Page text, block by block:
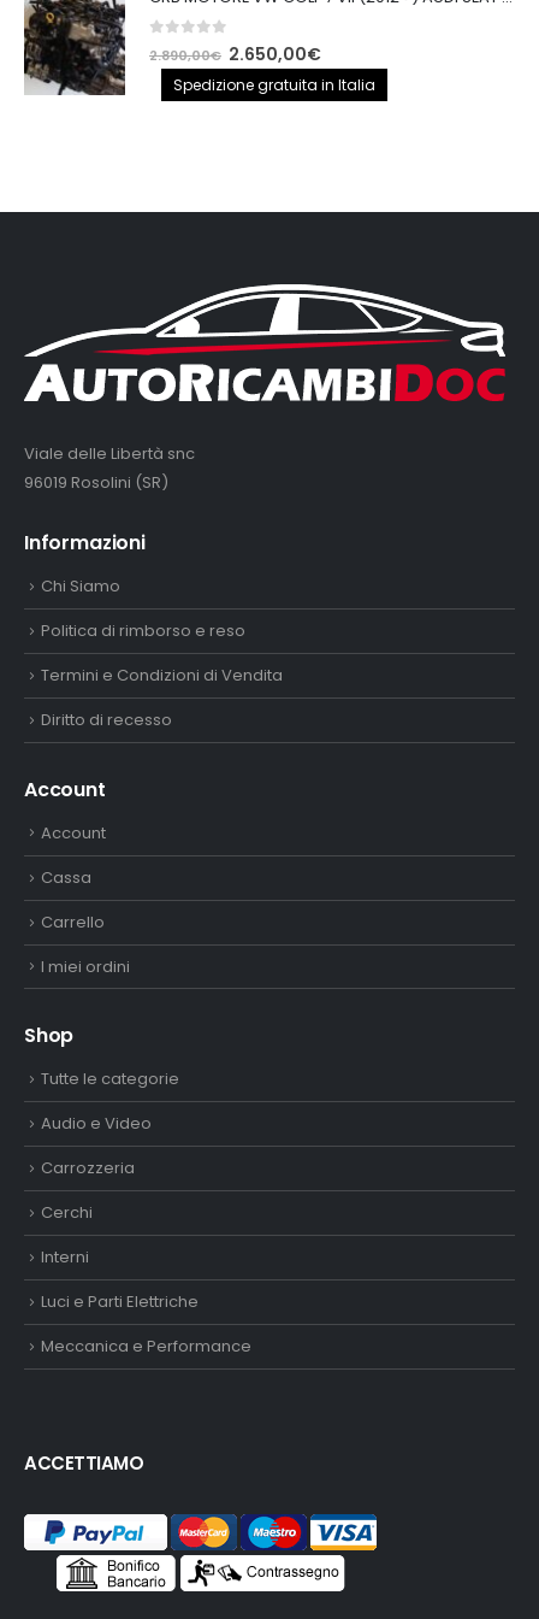
out of 5
2.890,00€ Il
prezzo
originale
2.650,00€Il
prezzo
attuale
Spedizione gratuita in Italia
Viale delle Libertà snc
96019 Rosolini (SR)
Informazioni
Chi Siamo
Politica di rimborso e reso
Termini e Condizioni di Vendita
Diritto di recesso
Account
Account
Cassa
Carrello
I miei ordini
Shop
Tutte le categorie
Audio e Video
Carrozzeria
Cerchi
Interni
Luci e Parti Elettriche
Meccanica e Performance
ACCETTIAMO